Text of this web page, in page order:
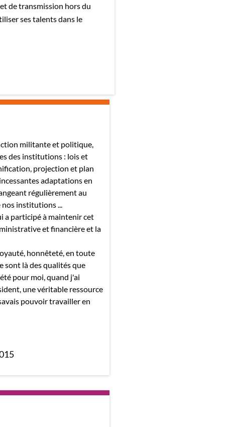
de transmission hors du
ses talents dans le
militante et politique,
des institutions : lois et
projection et plan
adaptations en
régulièrement au
institutions ...
a participé à maintenir cet
et financière et la
honnêteté, en toute
sont là des qualités que
pour moi, quand j'ai
une véritable ressource
pouvoir travailler en